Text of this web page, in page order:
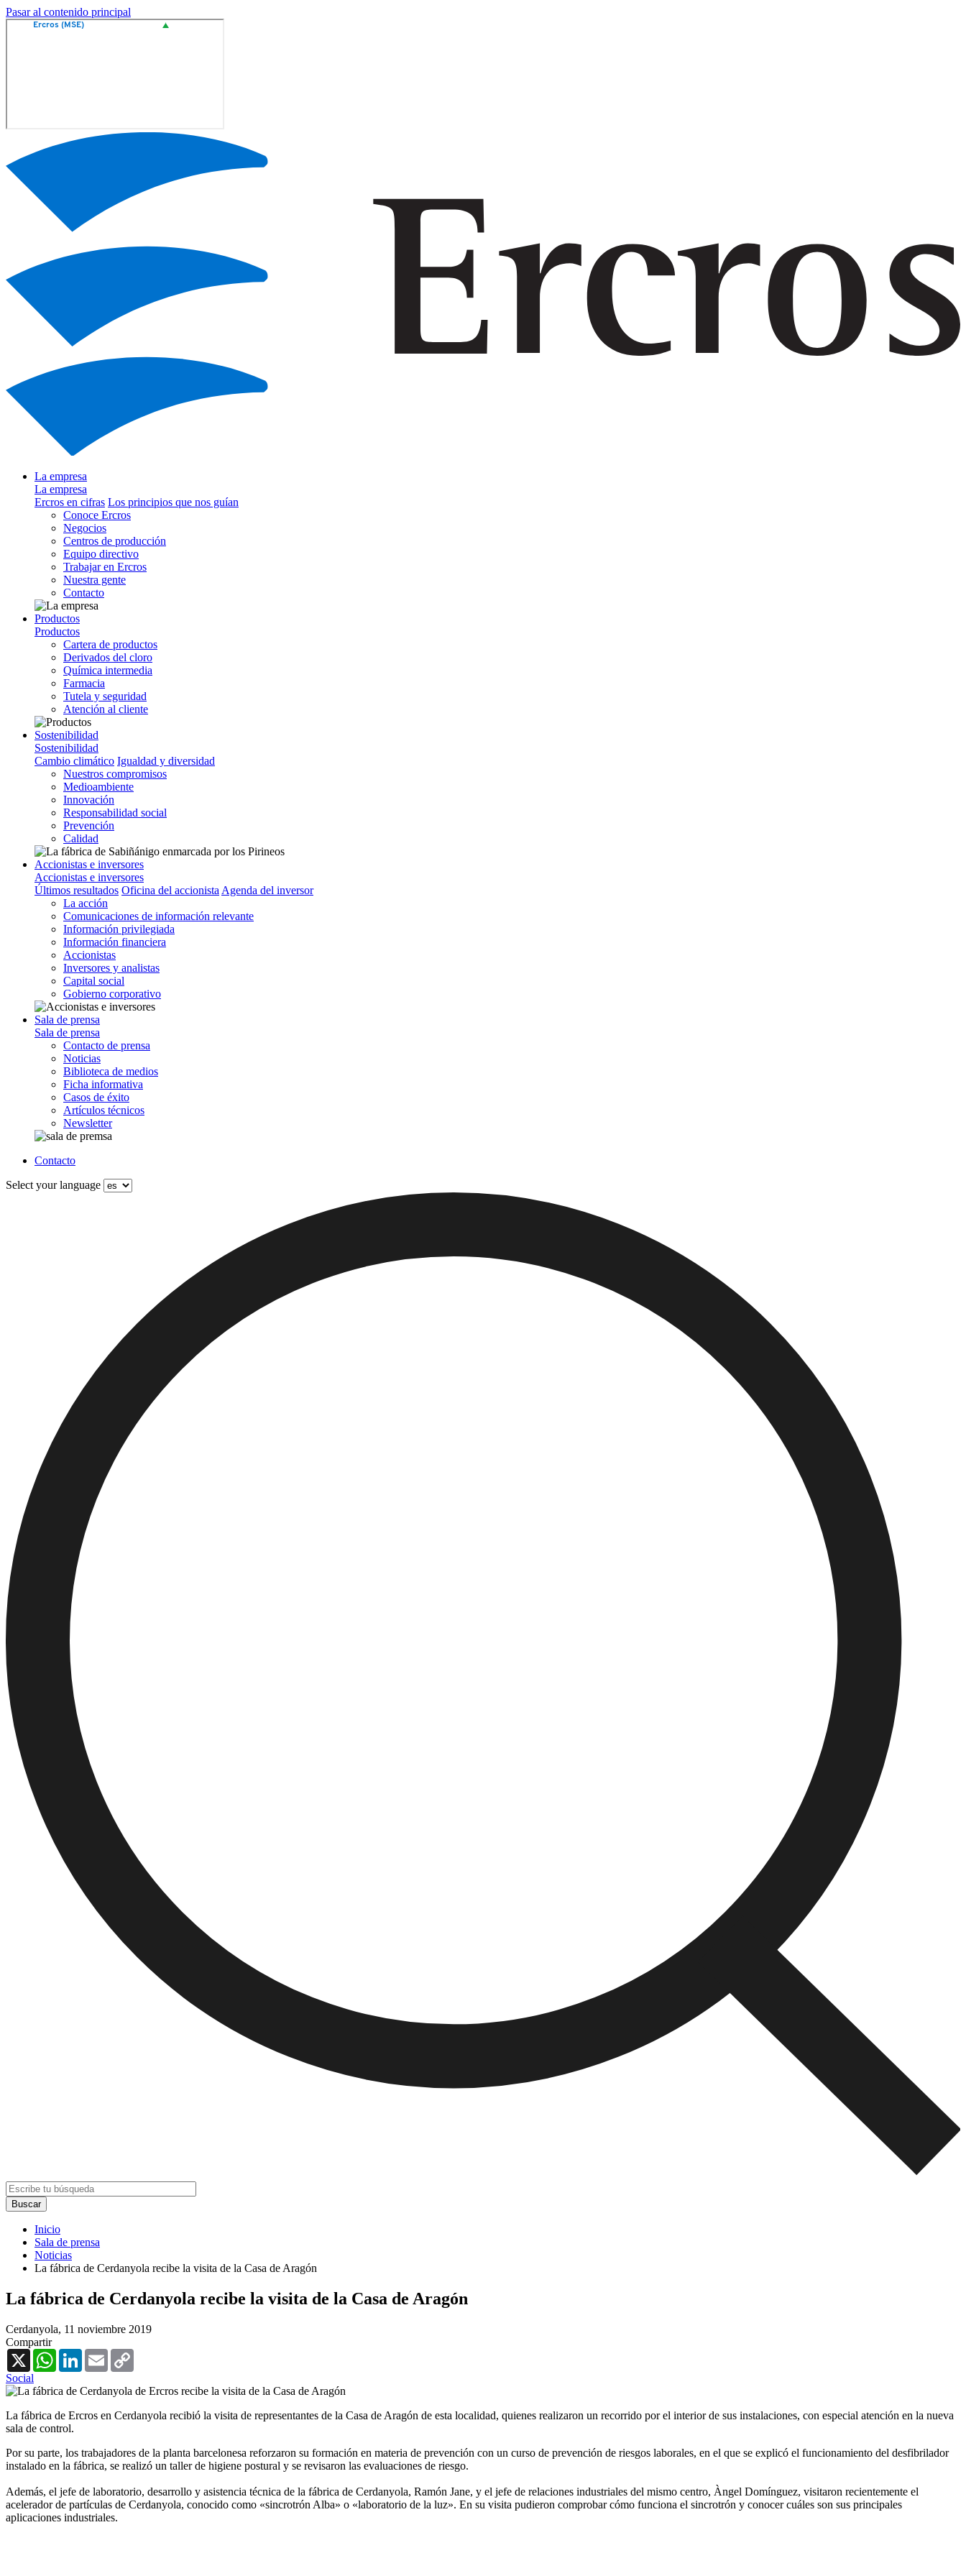
Pasar al contenido principal
La empresa
La empresa
Ercros en cifras Los principios que nos guían
Conoce Ercros
Negocios
Centros de producción
Equipo directivo
Trabajar en Ercros
Nuestra gente
Contacto
Productos
Productos
Cartera de productos
Derivados del cloro
Química intermedia
Farmacia
Tutela y seguridad
Atención al cliente
Sostenibilidad
Sostenibilidad
Cambio climático Igualdad y diversidad
Nuestros compromisos
Medioambiente
Innovación
Responsabilidad social
Prevención
Calidad
Accionistas e inversores
Accionistas e inversores
Últimos resultados Oficina del accionista Agenda del inversor
La acción
Comunicaciones de información relevante
Información privilegiada
Información financiera
Accionistas
Inversores y analistas
Capital social
Gobierno corporativo
Sala de prensa
Sala de prensa
Contacto de prensa
Noticias
Biblioteca de medios
Ficha informativa
Casos de éxito
Artículos técnicos
Newsletter
Contacto
Select your language
Inicio
Sala de prensa
Noticias
La fábrica de Cerdanyola recibe la visita de la Casa de Aragón
La fábrica de Cerdanyola recibe la visita de la Casa de Aragón
Cerdanyola, 11 noviembre 2019
Compartir
X
WhatsAppLinkedInEmail
Social
La fábrica de Ercros en Cerdanyola recibió la visita de representantes de la Casa de Aragón de esta localidad, quienes realizaron un recorrido por el interior de sus instalaciones, con especial atención en la nueva
sala de control.
Por su parte, los trabajadores de la planta barcelonesa reforzaron su formación en materia de prevención con un curso de prevención de riesgos laborales, en el que se explicó el funcionamiento del desfibrilador
instalado en la fábrica, se realizó un taller de higiene postural y se revisaron las evaluaciones de riesgo.
Además, el jefe de laboratorio, desarrollo y asistencia técnica de la fábrica de Cerdanyola, Ramón Jane, y el jefe de relaciones industriales del mismo centro, Àngel Domínguez, visitaron recientemente el
acelerador de partículas de Cerdanyola, conocido como «sincrotrón Alba» o «laboratorio de la luz». En su visita pudieron comprobar cómo funciona el sincrotrón y conocer cuáles son sus principales
aplicaciones industriales.